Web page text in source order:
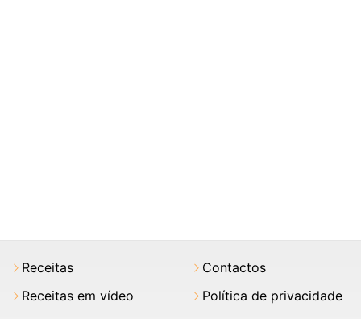
Receitas
Receitas em vídeo
Contactos
Política de privacidade